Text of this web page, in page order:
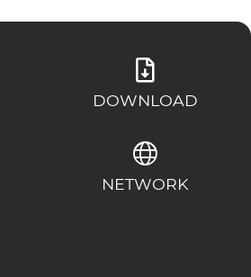
DOWNLOAD
NETWORK